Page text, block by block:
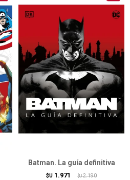
Batman. La guía definitiva
$U 1.971 $U 2.190